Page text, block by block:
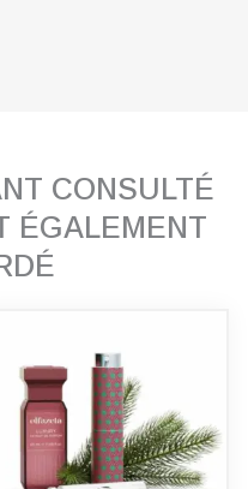
CONSULTÉ
ÉGALEMENT